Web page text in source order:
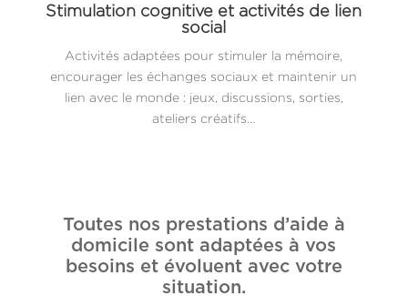
Stimulation cognitive et activités de lien
social
Activités adaptées pour stimuler la mémoire,
encourager les échanges sociaux et maintenir un
lien avec le monde : jeux, discussions, sorties,
ateliers créatifs…
Toutes nos prestations d’aide à
domicile sont adaptées à vos
besoins et évoluent avec votre
situation.